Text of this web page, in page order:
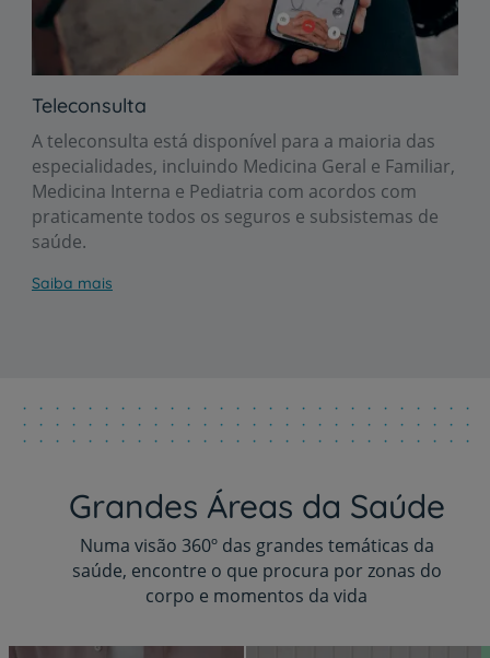
Teleconsulta
A teleconsulta está disponível para a maioria das
especialidades, incluindo Medicina Geral e Familiar,
Medicina Interna e Pediatria com acordos com
praticamente todos os seguros e subsistemas de
saúde.
Saiba mais
Grandes Áreas da Saúde
Numa visão 360º das grandes temáticas da
saúde, encontre o que procura por zonas do
corpo e momentos da vida